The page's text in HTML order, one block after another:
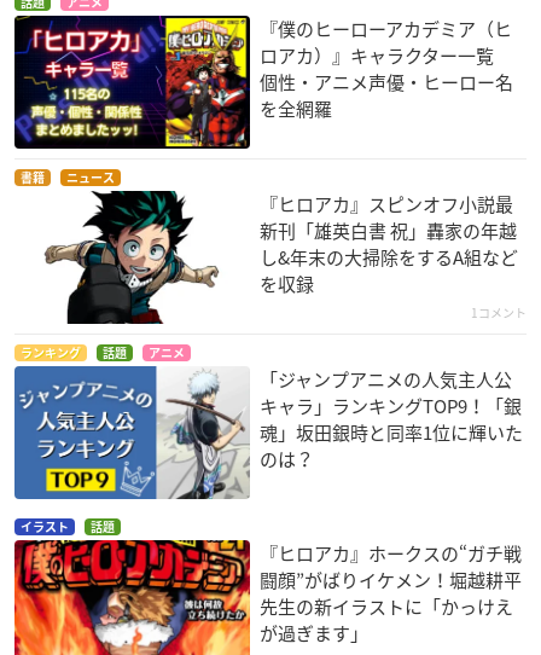
話題 アニメ
『僕のヒーローアカデミア（ヒ
ロアカ）』キャラクター一覧
個性・アニメ声優・ヒーロー名
を全網羅
書籍 ニュース
『ヒロアカ』スピンオフ小説最
新刊「雄英白書 祝」轟家の年越
し&年末の大掃除をするA組など
を収録
1コメント
ランキング 話題 アニメ
「ジャンプアニメの人気主人公
キャラ」ランキングTOP9！「銀
魂」坂田銀時と同率1位に輝いた
のは？
イラスト 話題
『ヒロアカ』ホークスの“ガチ戦
闘顔”がばりイケメン！堀越耕平
先生の新イラストに「かっけえ
が過ぎます」